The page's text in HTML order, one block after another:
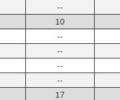
--
10
--
--
--
--
17